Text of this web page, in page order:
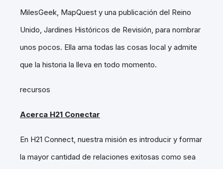
MilesGeek, MapQuest y una publicación del Reino
Unido, Jardines Históricos de Revisión, para nombrar
unos pocos. Ella ama todas las cosas local y admite
que la historia la lleva en todo momento.
recursos
Acerca H21 Conectar
En H21 Connect, nuestra misión es introducir y formar
la mayor cantidad de relaciones exitosas como sea